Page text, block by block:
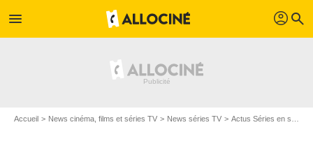
menu profil search
Accueil News cinéma, films et séries TV News séries TV Actus Séries en streaming